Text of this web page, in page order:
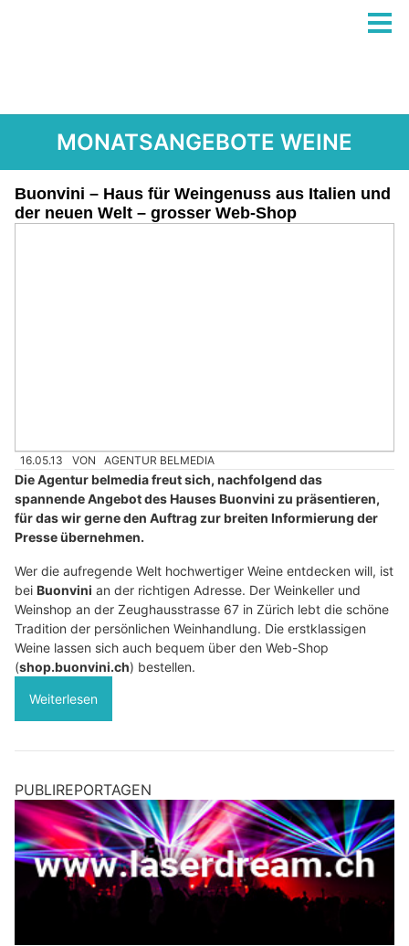
MONATSANGEBOTE WEINE
Buonvini – Haus für Weingenuss aus Italien und
der neuen Welt – grosser Web-Shop
16.05.13 VON AGENTUR BELMEDIA
Die Agentur belmedia freut sich, nachfolgend das
spannende Angebot des Hauses Buonvini zu präsentieren,
für das wir gerne den Auftrag zur breiten Informierung der
Presse übernehmen.
Wer die aufregende Welt hochwertiger Weine entdecken will, ist
bei Buonvini an der richtigen Adresse. Der Weinkeller und
Weinshop an der Zeughausstrasse 67 in Zürich lebt die schöne
Tradition der persönlichen Weinhandlung. Die erstklassigen
Weine lassen sich auch bequem über den Web-Shop
(shop.buonvini.ch) bestellen.
Weiterlesen
PUBLIREPORTAGEN